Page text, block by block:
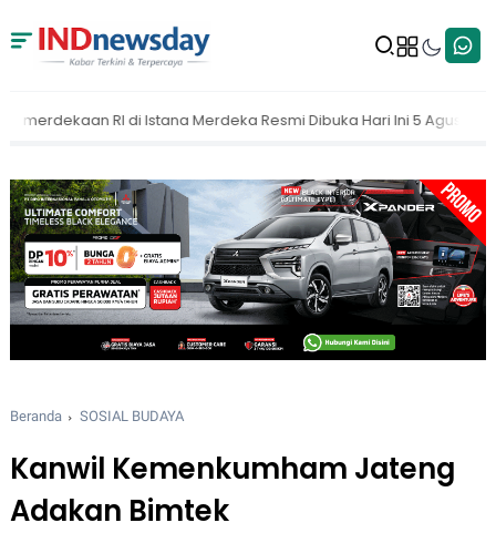
Resmi Dibuka Hari Ini 5 Agustus 2026 MAKI Dorong KPK
Beranda SOSIAL BUDAYA
Kanwil Kemenkumham Jateng
Adakan Bimtek